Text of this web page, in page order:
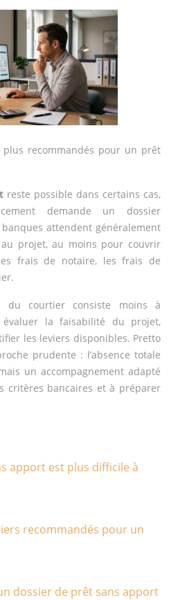
recommandés pour un prêt
reste possible dans certains cas,
demande un dossier
attendent généralement
projet, au moins pour couvrir
frais de notaire, les frais de
du courtier consiste moins à
évaluer la faisabilité du projet,
les leviers disponibles. Pretto
prudente : l’absence totale
un accompagnement adapté
critères bancaires et à préparer
apport est plus difficile à
recommandés pour un
dossier de prêt sans apport